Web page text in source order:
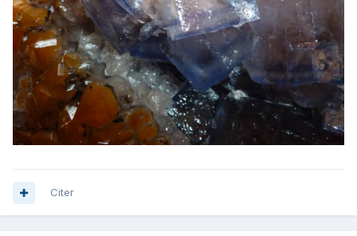
Citer